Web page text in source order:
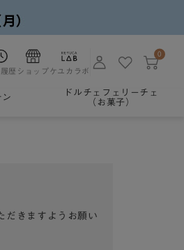
歴 ショップケユカラボ
0
ン
ドルチェフェリーチェ
（お菓子）
だきますようお願い